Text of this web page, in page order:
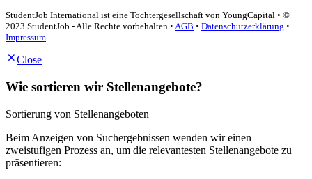
StudentJob International ist eine Tochtergesellschaft von YoungCapital • ©
2023 StudentJob - Alle Rechte vorbehalten • AGB • Datenschutzerklärung •
Impressum
Close
Wie sortieren wir Stellenangebote?
Sortierung von Stellenangeboten
Beim Anzeigen von Suchergebnissen wenden wir einen
zweistufigen Prozess an, um die relevantesten Stellenangebote zu
präsentieren: